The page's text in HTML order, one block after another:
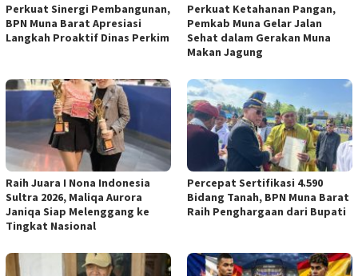
Perkuat Sinergi Pembangunan,
BPN Muna Barat Apresiasi
Langkah Proaktif Dinas Perkim
Perkuat Ketahanan Pangan,
Pemkab Muna Gelar Jalan
Sehat dalam Gerakan Muna
Makan Jagung
Raih Juara I Nona Indonesia
Sultra 2026, Maliqa Aurora
Janiqa Siap Melenggang ke
Tingkat Nasional
Percepat Sertifikasi 4.590
Bidang Tanah, BPN Muna Barat
Raih Penghargaan dari Bupati